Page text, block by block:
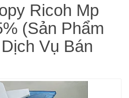
Ricoh Mp
(Sản Phẩm
Vụ Bán